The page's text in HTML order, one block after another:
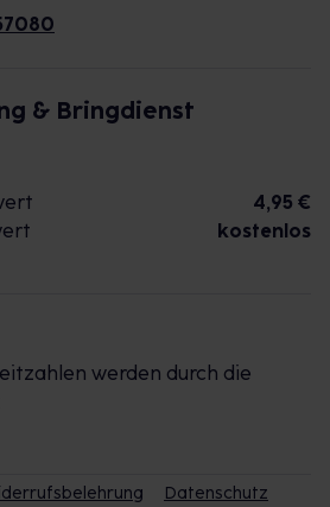
& Bringdienst
4,95 €
kostenlos
werden durch die
Datenschutz